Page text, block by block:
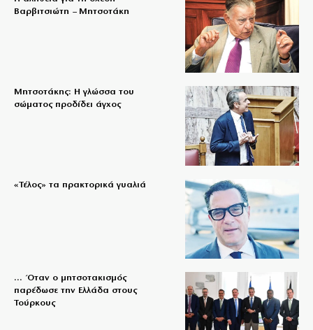
Βαρβιτσιώτη – Μητσοτάκη
Μητσοτάκης: Η γλώσσα του
σώματος προδίδει άγχος
«Τέλος» τα πρακτορικά γυαλιά
… Όταν ο μητσοτακισμός
παρέδωσε την Ελλάδα στους
Τούρκους